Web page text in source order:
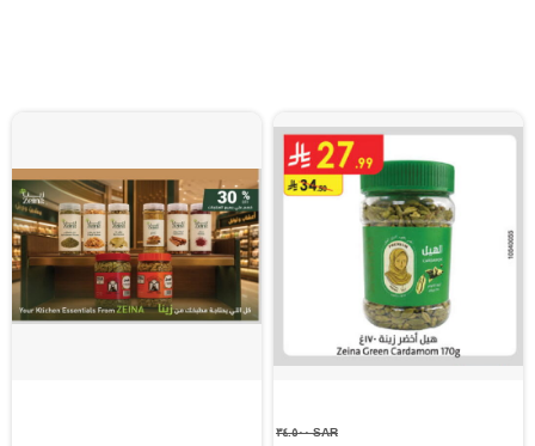
SAR ٣٤.٥٠٠